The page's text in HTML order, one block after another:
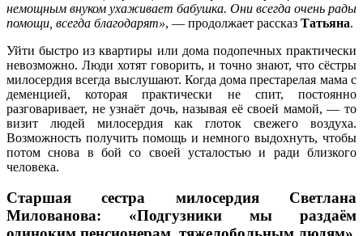
немощным внуком ухаживает бабушка. Они всегда очень рады
помощи, всегда благодарят», — продолжает рассказ Татьяна.
Уйти быстро из квартиры или дома подопечных практически
невозможно. Люди хотят говорить, и точно знают, что сёстры
милосердия всегда выслушают. Когда дома престарелая мама с
деменцией, которая практически не спит, постоянно
разговаривает, не узнаёт дочь, называя её своей мамой, — то
визит людей милосердия как глоток свежего воздуха.
Возможность получить помощь и немного выдохнуть, чтобы
потом снова в бой со своей усталостью и ради близкого
человека.
Старшая сестра милосердия Светлана
Милованова: «Подгузники мы раздаём